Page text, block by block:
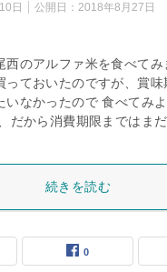
日 公開日： 2018年8月27日
西のアルファ米を食べてみ
っておいたのですが、賞味
いなかったので 食べてみ
だから消費期限まではま
続きを読む
0